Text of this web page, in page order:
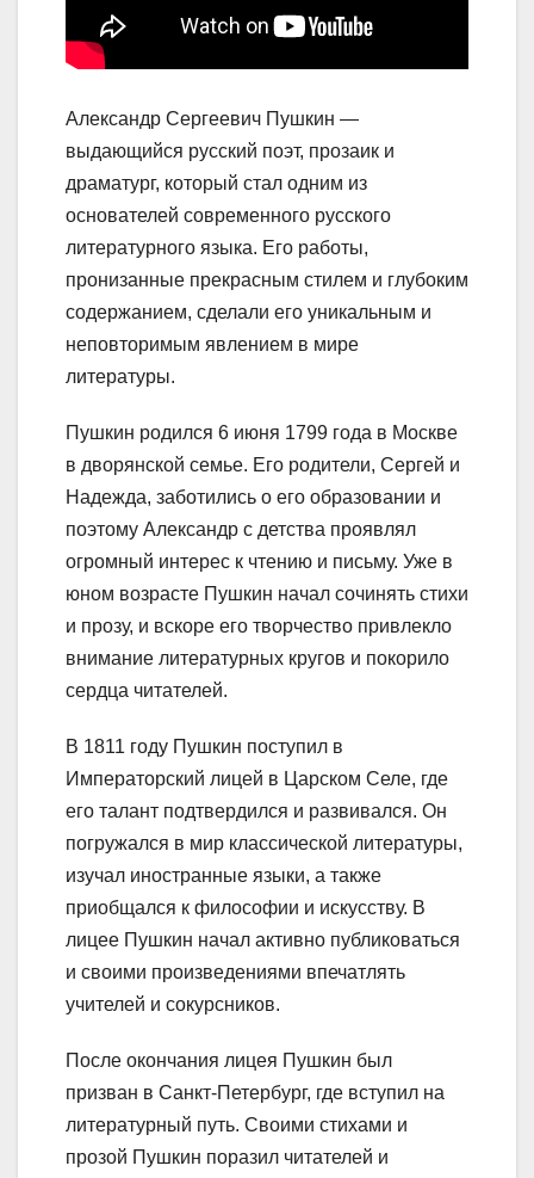
Александр Сергеевич Пушкин —
выдающийся русский поэт, прозаик и
драматург, который стал одним из
основателей современного русского
литературного языка. Его работы,
пронизанные прекрасным стилем и глубоким
содержанием, сделали его уникальным и
неповторимым явлением в мире
литературы.
Пушкин родился 6 июня 1799 года в Москве
в дворянской семье. Его родители, Сергей и
Надежда, заботились о его образовании и
поэтому Александр с детства проявлял
огромный интерес к чтению и письму. Уже в
юном возрасте Пушкин начал сочинять стихи
и прозу, и вскоре его творчество привлекло
внимание литературных кругов и покорило
сердца читателей.
В 1811 году Пушкин поступил в
Императорский лицей в Царском Селе, где
его талант подтвердился и развивался. Он
погружался в мир классической литературы,
изучал иностранные языки, а также
приобщался к философии и искусству. В
лицее Пушкин начал активно публиковаться
и своими произведениями впечатлять
учителей и сокурсников.
После окончания лицея Пушкин был
призван в Санкт-Петербург, где вступил на
литературный путь. Своими стихами и
прозой Пушкин поразил читателей и